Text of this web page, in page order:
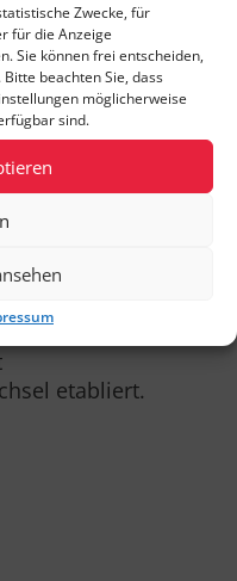
Zwecke, für
für die Anzeige
Sie können frei entscheiden,
beachten Sie, dass
möglicherweise
sind.
und
Mitarbeiter.
etabliert.